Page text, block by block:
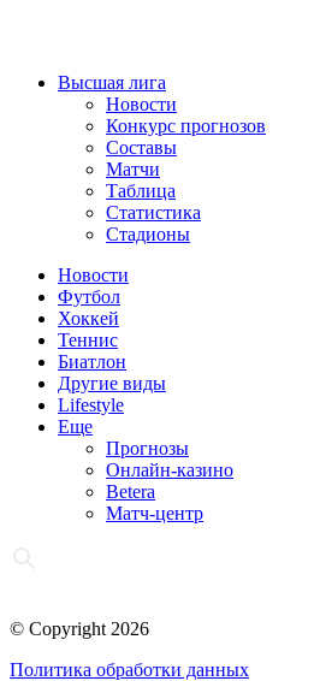
Высшая лига
Новости
Конкурс прогнозов
Составы
Матчи
Таблица
Статистика
Стадионы
Новости
Футбол
Хоккей
Теннис
Биатлон
Другие виды
Lifestyle
Еще
Прогнозы
Онлайн-казино
Betera
Матч-центр
© Copyright 2026
Политика обработки данных